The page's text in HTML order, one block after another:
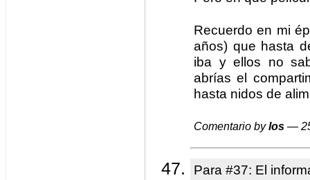
Recuerdo en mi
años) que hasta
iba y ellos no
abrías el
hasta nidos de
Comentario bylos —
Para #37: El